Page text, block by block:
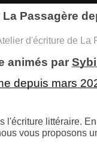
Passagère
d'écriture de La
animés par
depuis mars
l'écriture littéraire.
vous proposons